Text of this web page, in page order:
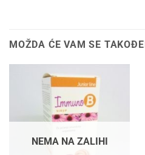
MOŽDA ĆE VAM SE
NEMA NA ZALIHI